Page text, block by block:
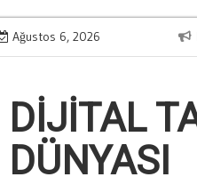
Ağustos 6, 2026
Aliskanligi Nasil Olusur
DIJITAL
DÜNYASI